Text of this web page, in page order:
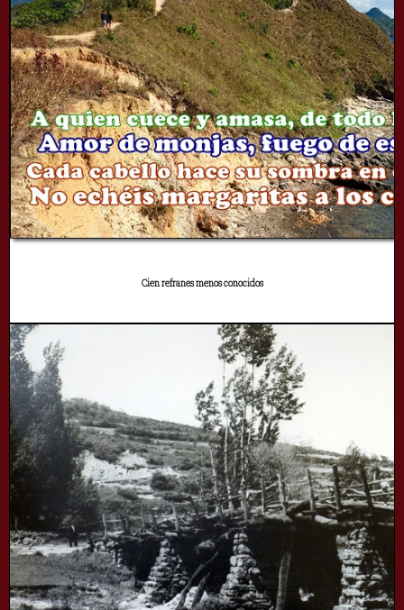
Cien refranes menos conocidos